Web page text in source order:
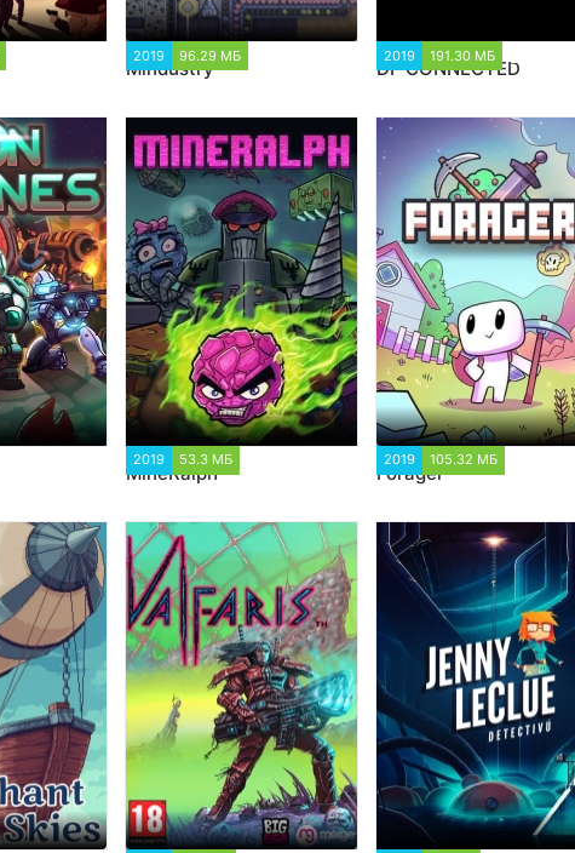
2019 96.29 МБ
Mindustry
2019 191.30 МБ
DF CONNECTED
2019 53.3 МБ
MineRalph
2019 105.32 МБ
Forager